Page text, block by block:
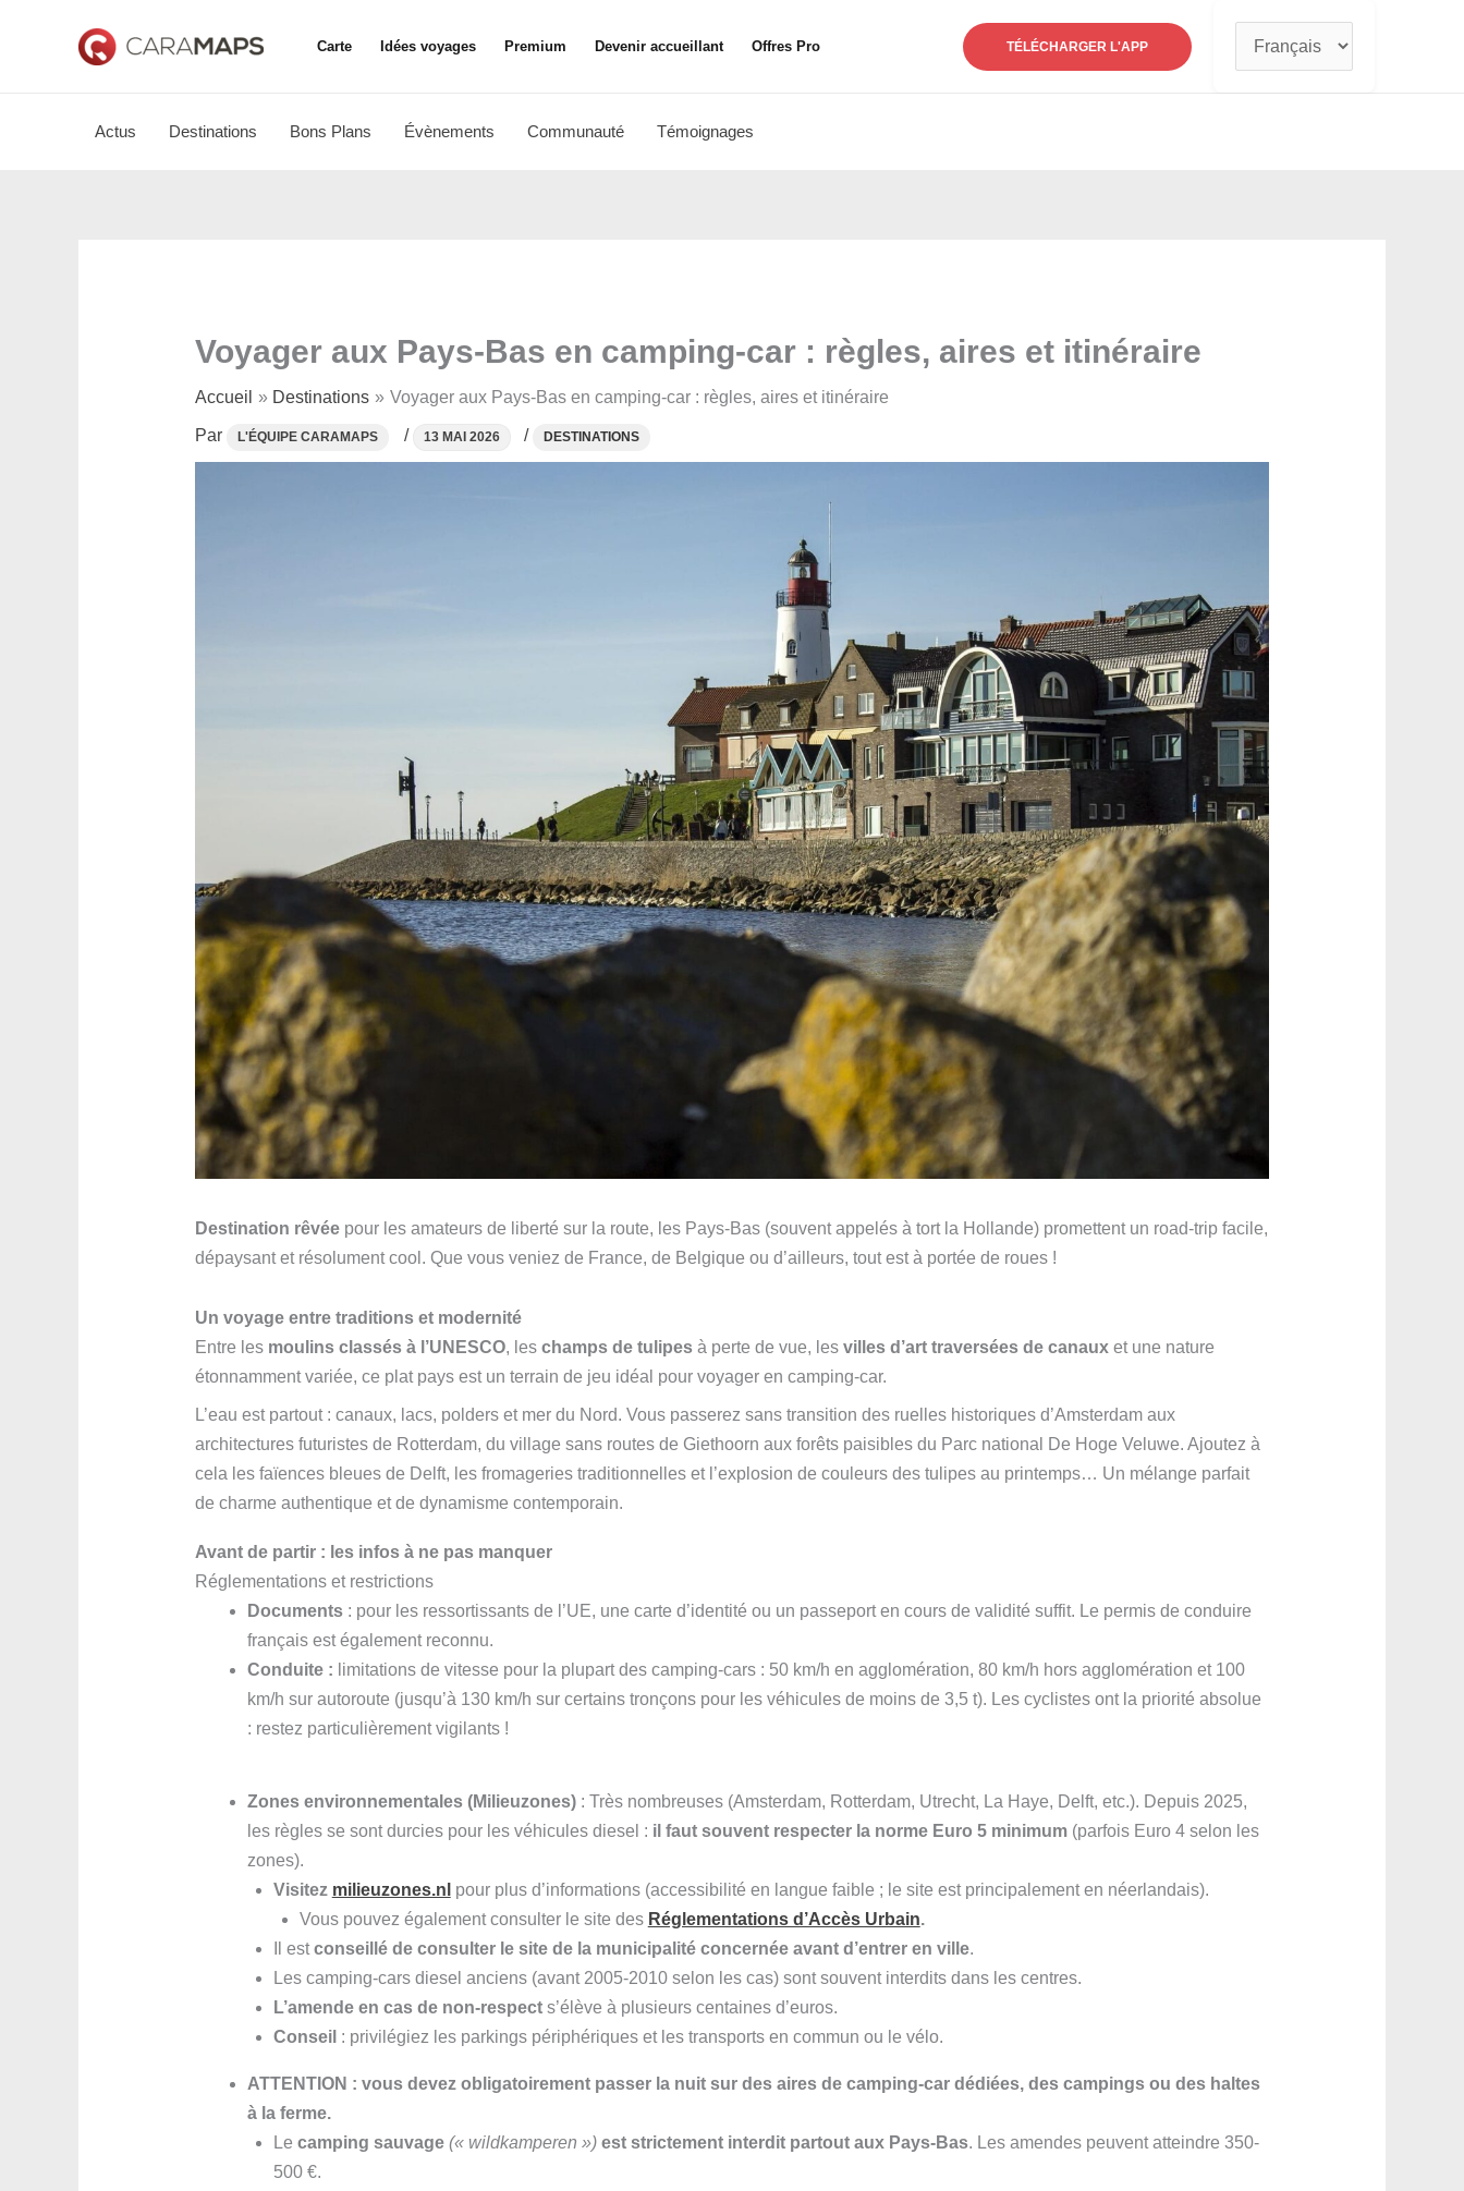
Carte Idées voyages Premium Devenir accueillant Offres Pro TÉLÉCHARGER L'APP
Choisir
langue
Actus
Destinations Bons Plans Évènements Communauté Témoignages
Voyager aux Pays-Bas en camping-car : règles, aires et itinéraire
Accueil Destinations Voyager aux Pays-Bas en camping-car : règles, aires et itinéraire
Par L'ÉQUIPE CARAMAPS / 13 MAI 2026 / DESTINATIONS
Destination rêvéepour les amateurs de liberté sur la route, les Pays-Bas (souvent appelés à tort la Hollande) promettent un road-trip facile,
dépaysant et résolument cool. Que vous veniez de France, de Belgique ou d’ailleurs, tout est à portée de roues !
Un voyage entre traditions et modernité
Entre les moulins classés à l’UNESCO, les champs de tulipesà perte de vue, les villes d’art traversées de canaux et une nature
étonnamment variée, ce plat pays est un terrain de jeu idéal pour voyager en camping-car.
L’eau est partout : canaux, lacs, polders et mer du Nord. Vous passerez sans transition des ruelles historiques d’Amsterdam aux
architectures futuristes de Rotterdam, du village sans routes de Giethoorn aux forêts paisibles du Parc national De Hoge Veluwe. Ajoutez à
cela les faïences bleues de Delft, les fromageries traditionnelles et l’explosion de couleurs des tulipes au printemps… Un mélange parfait
de charme authentique et de dynamisme contemporain.
Avant de partir : les infos à ne pas manquer
Réglementations et restrictions
Documents: pour les ressortissants de l’UE, une carte d’identité ou un passeport en cours de validité suffit. Le permis de conduire
français est également reconnu.
Conduite : limitations de vitesse pour la plupart des camping-cars : 50 km/h en agglomération, 80 km/h hors agglomération et 100
km/h sur autoroute (jusqu’à 130 km/h sur certains tronçons pour les véhicules de moins de 3,5 t). Les cyclistes ont la priorité absolue
: restez particulièrement vigilants !
Zones environnementales (Milieuzones): Très nombreuses (Amsterdam, Rotterdam, Utrecht, La Haye, Delft, etc.). Depuis 2025,
les règles se sont durcies pour les véhicules diesel : il faut souvent respecter la norme Euro 5 minimum(parfois Euro 4 selon les
zones).
Visitez milieuzones.nl pour plus d’informations (accessibilité en langue faible ; le site est principalement en néerlandais).
Vous pouvez également consulter le site des Réglementations d’Accès Urbain.
Il estconseillé de consulter le site de la municipalité concernée avant d’entrer en ville.
Les camping-cars diesel anciens (avant 2005-2010 selon les cas) sont souvent interdits dans les centres.
L’amende en cas de non-respect s’élève à plusieurs centaines d’euros.
Conseil : privilégiez les parkings périphériques et les transports en commun ou le vélo.
ATTENTION : vous devez obligatoirement passer la nuit sur des aires de camping-car dédiées, des campings ou des haltes
à la ferme.
Le camping sauvage (« wildkamperen ») est strictement interdit partout aux Pays-Bas. Les amendes peuvent atteindre 350-
500 €.